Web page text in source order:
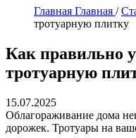
Главная Главная /
тротуарную плитку
Как правильно
тротуарную
15.07.2025
Облагораживание дома
дорожек. Тротуары на